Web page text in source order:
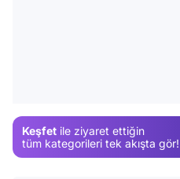
Keşfet ile ziyaret ettiğin
tüm kategorileri tek akışta gör!